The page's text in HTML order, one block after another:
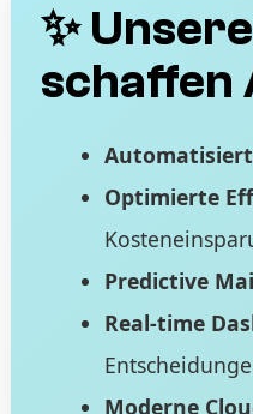
✨
schaffen
Optimierte
Predictive
Real-time
Moderne